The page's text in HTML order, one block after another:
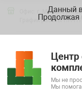
Офис: г. Москва, ул.
График работы ПН-
Центр
Мы не
Мы
Данный
Продолжая